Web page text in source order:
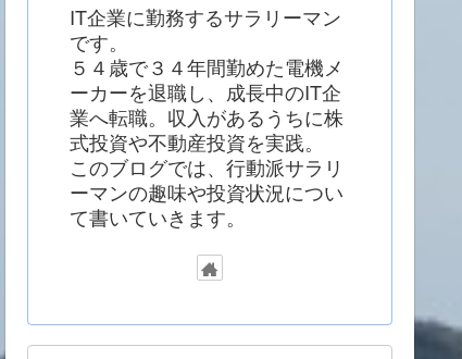
IT企業に勤務するサラリーマン
です。
５４歳で３４年間勤めた電機メ
ーカーを退職し、成長中のIT企
業へ転職。収入があるうちに株
式投資や不動産投資を実践。
このブログでは、行動派サラリ
ーマンの趣味や投資状況につい
て書いていきます。